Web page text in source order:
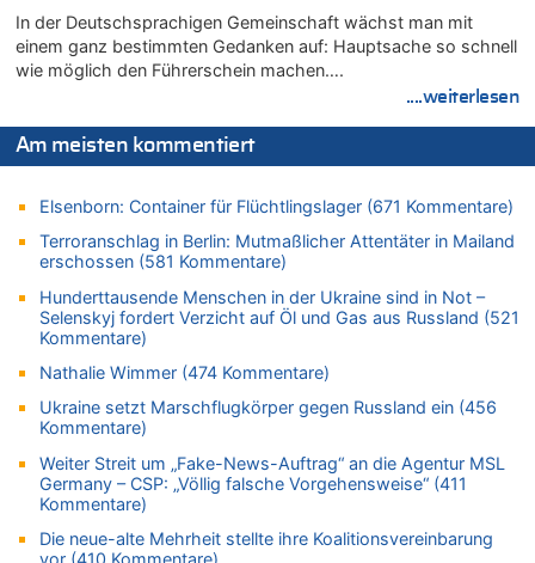
06.08.2026 - 12:17 von Sparwasser zu
Zweite Hitzewelle in diesem Sommer ist jetzt amtlich
06.08.2026 - 12:13 von Dax zu
Zweite Hitzewelle in diesem Sommer ist jetzt amtlich
06.08.2026 - 12:13 von Heinz F. zu
Mehrere Menschen in Londons City niedergestochen
Zweite Hitzewelle in diesem Sommer ist jetzt amtlich
06.08.2026 - 12:08 von Medium zu
Frau hörte Stimmen aus Haus des verstorbenen Nachbarn
06.08.2026 - 11:52 von Hubert F. zu
Zweite Hitzewelle in diesem Sommer ist jetzt amtlich
Zweite Hitzewelle in diesem Sommer ist jetzt amtlich
06.08.2026 - 11:42 von Willi Müller zu
Eschweiler: 16-Jähriger soll seine Oma ermordet haben
06.08.2026 - 11:35 von ne Hondsjong zu
Zweite Hitzewelle in diesem Sommer ist jetzt amtlich
06.08.2026 - 11:11 von Dax zu
Wie kam es zur Ceuta-Krise?
In der Deutschsprachigen Gemeinschaft wächst man mit
einem ganz bestimmten Gedanken auf: Hauptsache so schnell
wie möglich den Führerschein machen….
....weiterlesen
Am meisten kommentiert
Elsenborn: Container für Flüchtlingslager (671 Kommentare)
Terroranschlag in Berlin: Mutmaßlicher Attentäter in Mailand
erschossen (581 Kommentare)
Hunderttausende Menschen in der Ukraine sind in Not –
Selenskyj fordert Verzicht auf Öl und Gas aus Russland (521
Kommentare)
Nathalie Wimmer (474 Kommentare)
Ukraine setzt Marschflugkörper gegen Russland ein (456
Kommentare)
Weiter Streit um „Fake-News-Auftrag“ an die Agentur MSL
Germany – CSP: „Völlig falsche Vorgehensweise“ (411
Kommentare)
Die neue-alte Mehrheit stellte ihre Koalitionsvereinbarung
vor (410 Kommentare)